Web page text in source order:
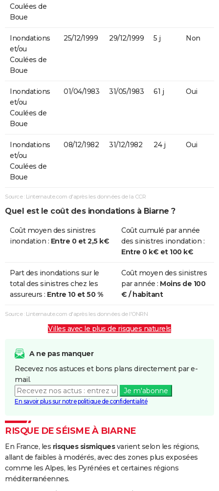
Coulées de
Boue
Inondations
et/ou
Coulées de
Boue
25/12/1999 29/12/1999 5 j Non
Inondations
et/ou
Coulées de
Boue
01/04/1983 31/05/1983 61 j Oui
Inondations
et/ou
Coulées de
Boue
08/12/1982 31/12/1982 24 j Oui
Source : Linternaute.com d'après les données de la CCR
Quel est le coût des inondations à Biarne ?
Coût moyen des sinistres
inondation : Entre 0 et 2,5 k€
Coût cumulé par année
des sinistres inondation :
Entre 0 k€ et 100 k€
Part des inondations sur le
total des sinistres chez les
assureurs : Entre 10 et 50 %
Coût moyen des sinistres
par année : Moins de 100
€ / habitant
Source : Linternaute.com d'après les données de l'ONRN
Villes avec le plus de risques naturels
A ne pas manquer
Recevez nos astuces et bons plans directement par e-
mail.
Je m'abonne
En savoir plus sur notre politique de confidentialité
RISQUE DE SÉISME À BIARNE
En France, les risques sismiquesvarient selon les régions,
allant de faibles à modérés, avec des zones plus exposées
comme les Alpes, les Pyrénées et certaines régions
méditerranéennes.